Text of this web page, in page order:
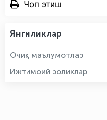
Чоп этиш
Янгиликлар
Очиқ маълумотлар
Ижтимоий роликлар